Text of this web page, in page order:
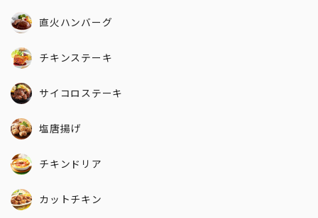
直火ハンバーグ
チキンステーキ
サイコロステーキ
塩唐揚げ
チキンドリア
カットチキン